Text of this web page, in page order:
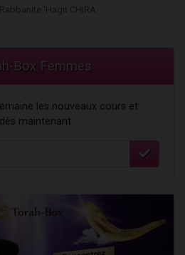
Box Femmes
les nouveaux cours et
maintenant :